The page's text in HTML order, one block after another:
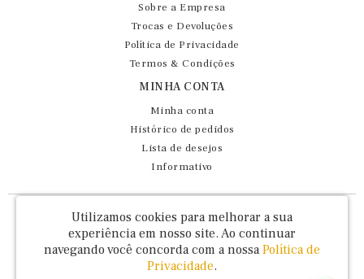
Sobre a Empresa
Trocas e Devoluções
Política de Privacidade
Termos & Condições
MINHA CONTA
Minha conta
Histórico de pedidos
Lista de desejos
Informativo
Fernando Maluhy Cia Ltda - CNPJ: 60.458.825/0001-86
Rua Dr Euclydes da Cunha, 47 - Brás - São Paulo / SP - CEP 03016-030
Utilizamos cookies para melhorar a sua
experiência em nosso site. Ao continuar
navegando você concorda com a nossa Política de
Privacidade.